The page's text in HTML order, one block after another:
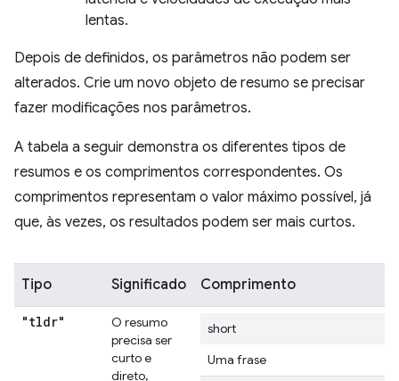
lentas.
Depois de definidos, os parâmetros não podem ser
alterados. Crie um novo objeto de resumo se precisar
fazer modificações nos parâmetros.
A tabela a seguir demonstra os diferentes tipos de
resumos e os comprimentos correspondentes. Os
comprimentos representam o valor máximo possível, já
que, às vezes, os resultados podem ser mais curtos.
Tipo Significado Comprimento
"tldr"
O resumo
precisa ser
curto e
direto,
short
Uma frase